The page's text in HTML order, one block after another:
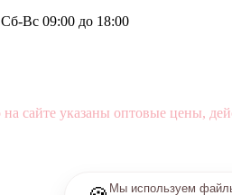
Сб-Вс 09:00 до 18:00
сайте указаны оптовые цены,
Мы используем